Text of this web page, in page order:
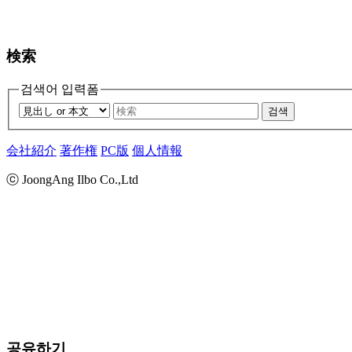
検索
검색어 입력폼
검색
会社紹介 著作権 PC版 個人情報
ⓒ JoongAng Ilbo Co.,Ltd
공유하기